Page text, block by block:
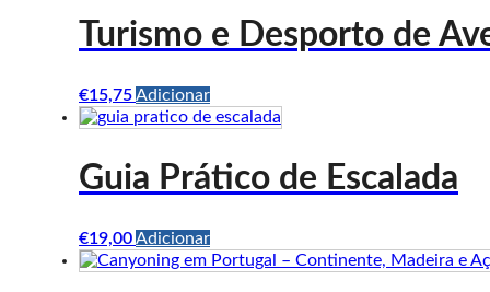
Turismo e Desporto de
€15,75Adicionar
Guia Prático de Escalada
€19,00Adicionar